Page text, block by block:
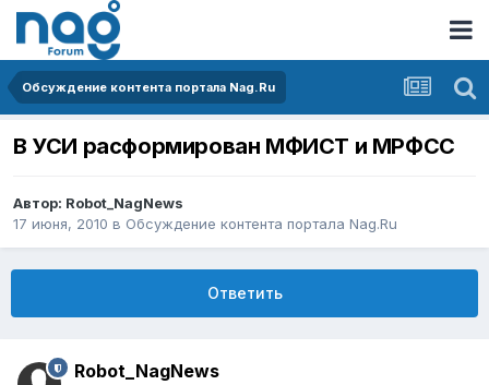
Обсуждение контента портала Nag.Ru
В УСИ расформирован МФИСТ и МРФСС
Автор: Robot_NagNews
17 июня, 2010 в Обсуждение контента портала Nag.Ru
Ответить
Robot_NagNews